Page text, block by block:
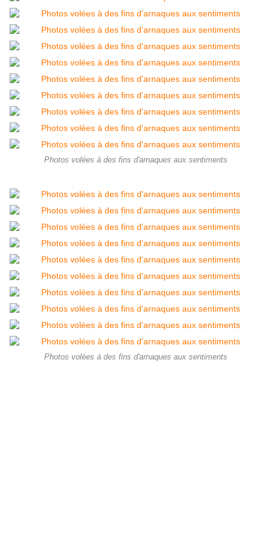
Photos volées à des fins d'arnaques aux sentiments
Photos volées à des fins d'arnaques aux sentiments